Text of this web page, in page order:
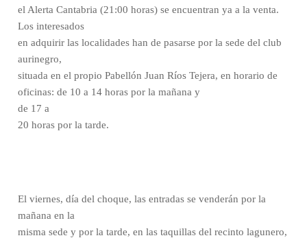
el Alerta Cantabria (21:00 horas) se encuentran ya a la venta.
Los interesados
en adquirir las localidades han de pasarse por la sede del club
aurinegro,
situada en el propio Pabellón Juan Ríos Tejera, en horario de
oficinas: de 10 a 14 horas por la mañana y
de 17 a
20 horas por la tarde.
El viernes, día del choque, las entradas se venderán por la
mañana en la
misma sede y por la tarde, en las taquillas del recinto lagunero,